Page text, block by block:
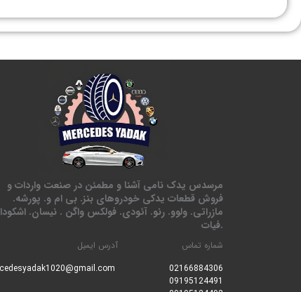
مرسدس یدک نامی آشنا و مطمئن در صنعت واردات و
فروش قطعات یدکی خودروهای بنز. بی ام و. پورشه.
مازراتی. ولوو. رنو. آئودی. فولکس واگن . نیسان. اشکودا
.فیات
شماره تماس
02166884306
09195124491
آدرس ایمیل